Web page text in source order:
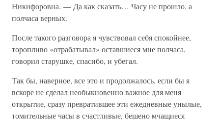
Никифоровна. — Да как сказать… Часу не прошло, а
полчаса верных.
После такого разговора я чувствовал себя спокойнее,
торопливо «отрабатывал» оставшиеся мне полчаса,
говорил старушке, спасибо, и убегал.
Так бы, наверное, все это и продолжалось, если бы я
вскоре не сделал необыкновенно важное для меня
открытие, сразу превратившее эти ежедневные унылые,
томительные часы в счастливые, бешено мчащиеся